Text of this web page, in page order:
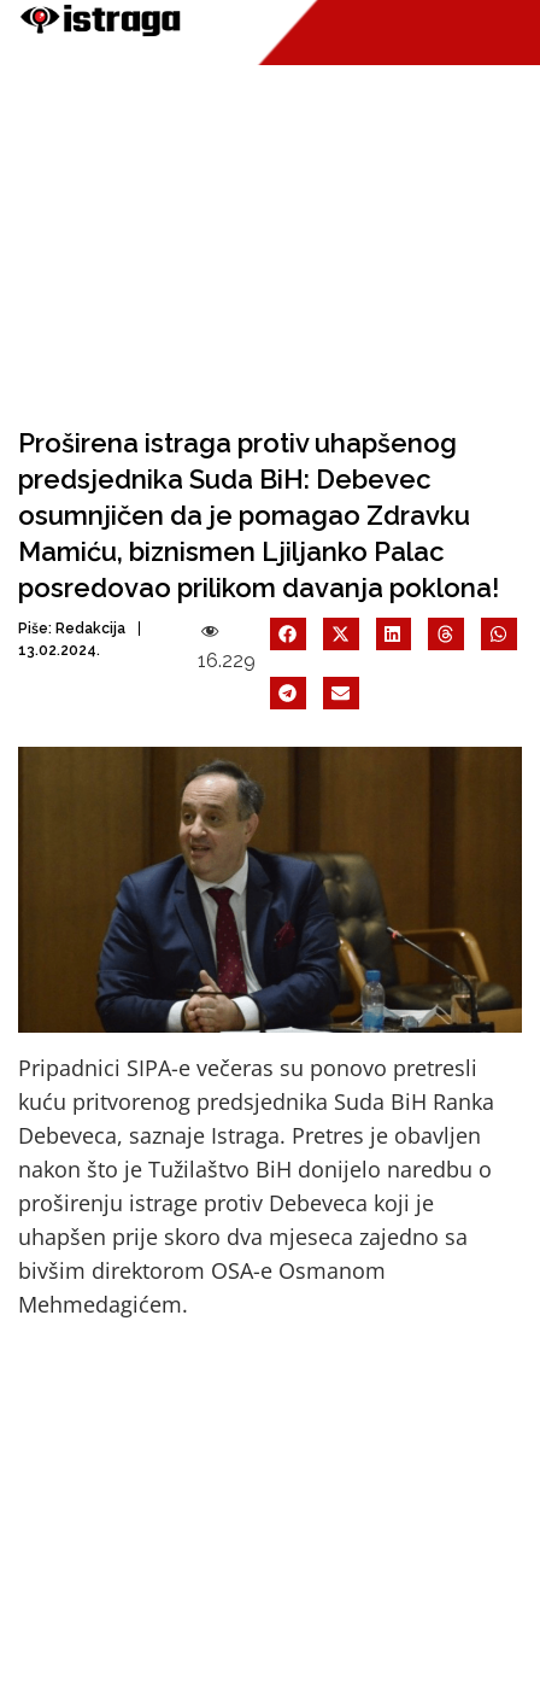
Proširena istraga protiv uhapšenog
predsjednika Suda BiH: Debevec
osumnjičen da je pomagao Zdravku
Mamiću, biznismen Ljiljanko Palac
posredovao prilikom davanja poklona!
Piše: Redakcija
13.02.2024.
16.229
Pripadnici SIPA-e večeras su ponovo pretresli
kuću pritvorenog predsjednika Suda BiH Ranka
Debeveca, saznaje Istraga. Pretres je obavljen
nakon što je Tužilaštvo BiH donijelo naredbu o
proširenju istrage protiv Debeveca koji je
uhapšen prije skoro dva mjeseca zajedno sa
bivšim direktorom OSA-e Osmanom
Mehmedagićem.